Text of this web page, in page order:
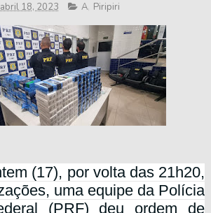
18, 2023 A, Piripiri
(17), por volta das 21h20,
uma equipe da Polícia
(PRF) deu ordem de